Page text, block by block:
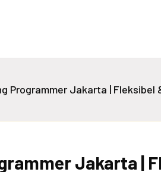
Programmer Jakarta |
Jakarta |